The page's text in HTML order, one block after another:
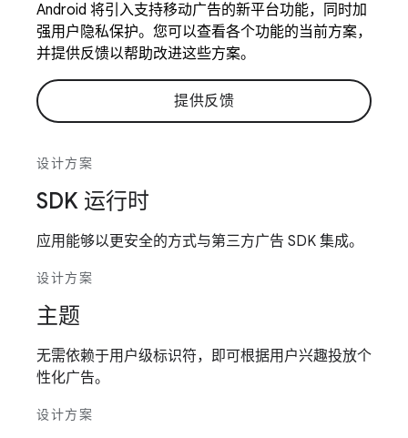
Android 将引入支持移动广告的新平台功能，同时加
强用户隐私保护。您可以查看各个功能的当前方案，
并提供反馈以帮助改进这些方案。
提供反馈
设计方案
SDK 运行时
应用能够以更安全的方式与第三方广告 SDK 集成。
设计方案
主题
无需依赖于用户级标识符，即可根据用户兴趣投放个
性化广告。
设计方案